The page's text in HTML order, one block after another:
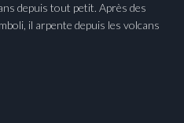
depuis tout petit. Après des
il arpente depuis les volcans